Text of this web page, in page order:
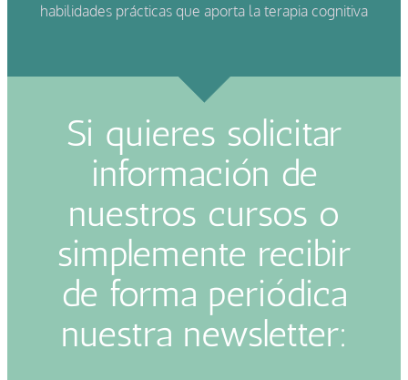
habilidades prácticas que aporta la terapia cognitiva
Si quieres solicitar
información de
nuestros cursos o
simplemente recibir
de forma periódica
nuestra newsletter: